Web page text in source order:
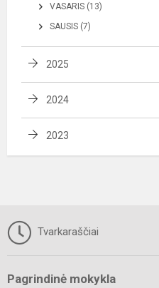
VASARIS (13)
SAUSIS (7)
2025
2024
2023
Tvarkaraščiai
Pagrindinė mokykla